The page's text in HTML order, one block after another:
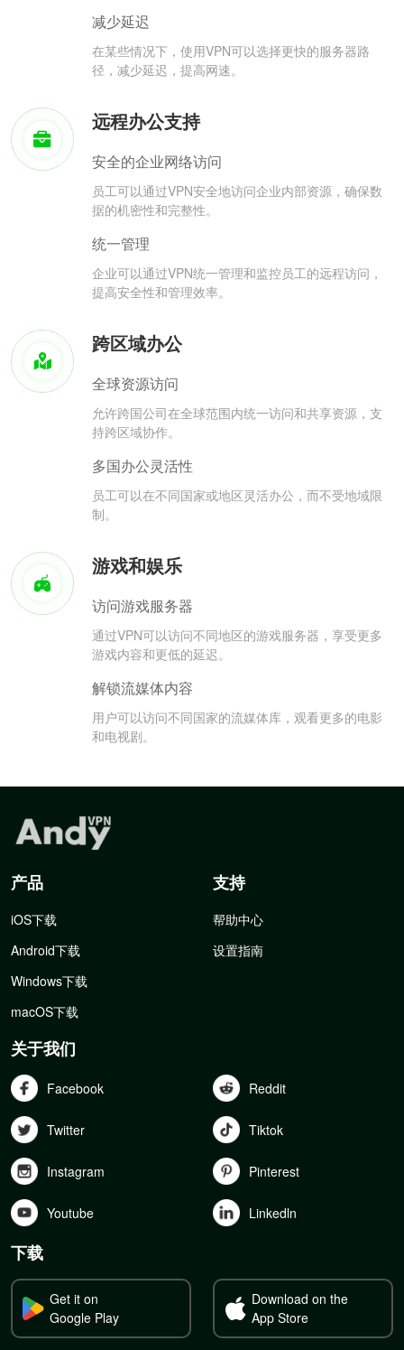
减少延迟
在某些情况下，使用VPN可以选择更快的服务器路
径，减少延迟，提高网速。
远程办公支持
安全的企业网络访问
员工可以通过VPN安全地访问企业内部资源，确保数
据的机密性和完整性。
统一管理
企业可以通过VPN统一管理和监控员工的远程访问，
提高安全性和管理效率。
跨区域办公
全球资源访问
允许跨国公司在全球范围内统一访问和共享资源，支
持跨区域协作。
多国办公灵活性
员工可以在不同国家或地区灵活办公，而不受地域限
制。
游戏和娱乐
访问游戏服务器
通过VPN可以访问不同地区的游戏服务器，享受更多
游戏内容和更低的延迟。
解锁流媒体内容
用户可以访问不同国家的流媒体库，观看更多的电影
和电视剧。
产品
iOS下载
Android下载
Windows下载
macOS下载
支持
帮助中心
设置指南
关于我们
Facebook Reddit
Twitter Tiktok
Instagram Pinterest
Youtube Linkedln
下载
Get it on
Google Play
Download on the
App Store